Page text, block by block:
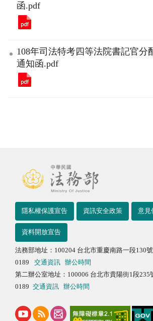
函.pdf
108年司法特考四等法院書記官分
通知函.pdf
隱私權保護宣告 資訊安全政策 意見
資料開放宣告
法務部地址：100204 台北市重慶南路一段130
0189
交通資訊
辦公時間
第二辦公室地址：100006 台北市貴陽街1段
0189 交通資訊 辦公時間